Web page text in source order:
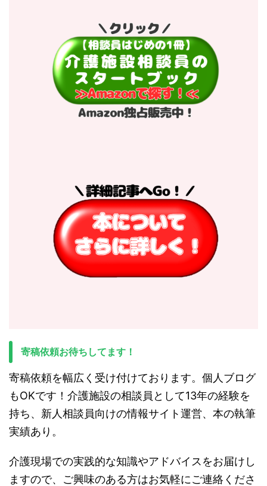
寄稿依頼お待ちしてます！
寄稿依頼を幅広く受け付けております。個人ブログ
もOKです！介護施設の相談員として13年の経験を
持ち、新人相談員向けの情報サイト運営、本の執筆
実績あり。
介護現場での実践的な知識やアドバイスをお届けし
ますので、ご興味のある方はお気軽にご連絡くださ